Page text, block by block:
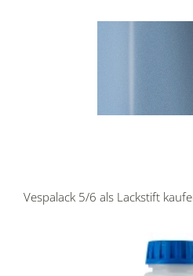
Vespalack 5/6 als Lackstift